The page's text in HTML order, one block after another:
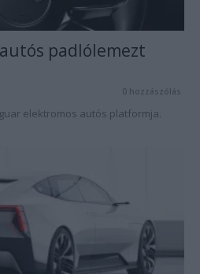
padlólemezt
0 hozzászólás
elektromos autós platformja.